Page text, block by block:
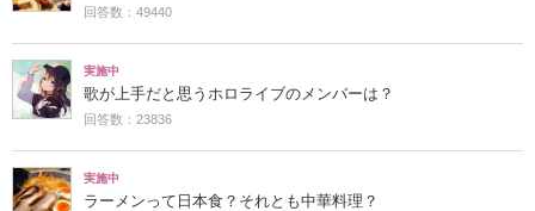
回答数：49440
実施中
歌が上手だと思うホロライブのメンバーは？
回答数：23836
実施中
ラーメンって日本食？それとも中華料理？